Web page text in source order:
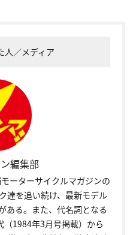
人／メディア
編集部
ーターサイクルマガジンの
達を追い続け、最新モデル
ある。また、代名詞となる
1984年3月号掲載）から